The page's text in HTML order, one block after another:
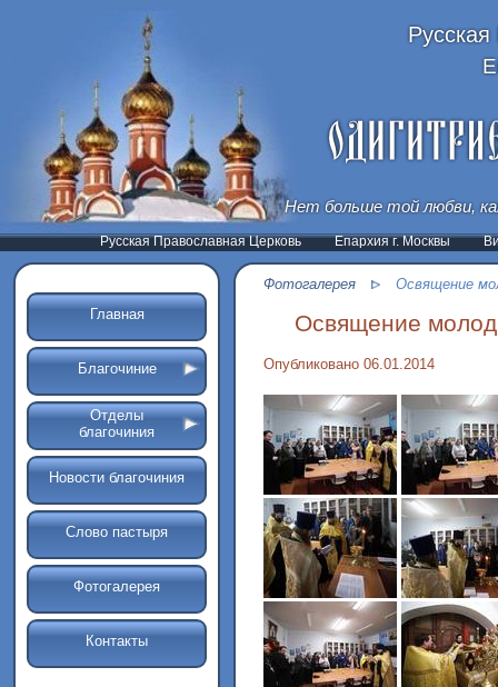
Нет больше той любви,
Русская Православная Церковь Епархия г. Москвы
Главная
Благочиние
Отделы
благочиния
Новости благочиния
Слово пастыря
Фотогалерея
Контакты
Фотогалерея Освящение
Освящение
Опубликовано 06.01.2014